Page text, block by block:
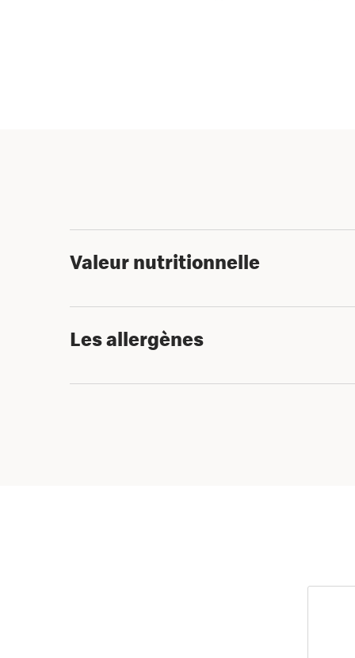
Valeur nutritionnelle
Les allergènes